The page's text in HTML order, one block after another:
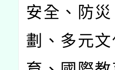
安全、防
劃、多元